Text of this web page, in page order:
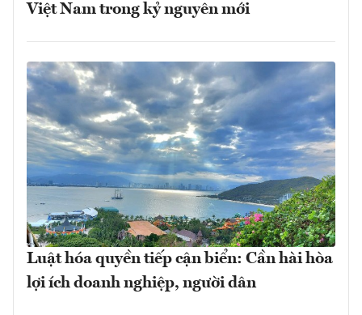
Việt Nam trong kỷ nguyên mới
Luật hóa quyền tiếp cận biển: Cần hài hòa
lợi ích doanh nghiệp, người dân